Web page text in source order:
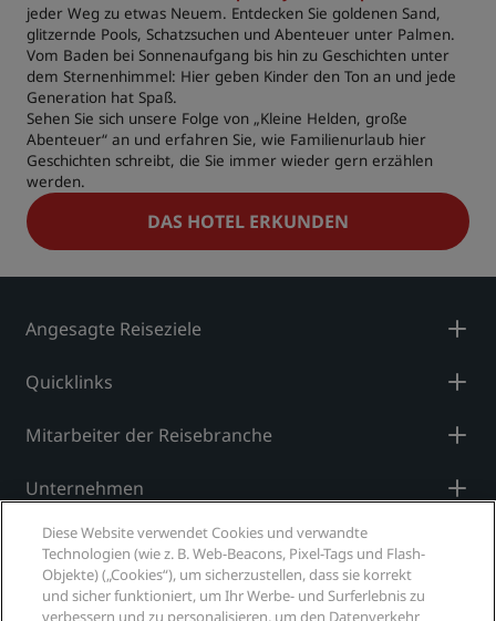
jeder Weg zu etwas Neuem. Entdecken Sie goldenen Sand,
glitzernde Pools, Schatzsuchen und Abenteuer unter Palmen.
Vom Baden bei Sonnenaufgang bis hin zu Geschichten unter
dem Sternenhimmel: Hier geben Kinder den Ton an und jede
Generation hat Spaß.
Sehen Sie sich unsere Folge von „Kleine Helden, große
Abenteuer“ an und erfahren Sie, wie Familienurlaub hier
Geschichten schreibt, die Sie immer wieder gern erzählen
werden.
DAS HOTEL ERKUNDEN
Angesagte Reiseziele
Quicklinks
Mitarbeiter der Reisebranche
Unternehmen
Rechtliches
Hilfe
Diese Website verwendet Cookies und verwandte
Technologien (wie z. B. Web-Beacons, Pixel-Tags und Flash-
Objekte) („Cookies“), um sicherzustellen, dass sie korrekt
und sicher funktioniert, um Ihr Werbe- und Surferlebnis zu
verbessern und zu personalisieren, um den Datenverkehr